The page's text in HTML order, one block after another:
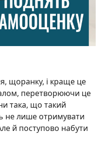
щоранку, і краще це
перетворюючи це
така, що такий
не лише отримувати
й поступово набути